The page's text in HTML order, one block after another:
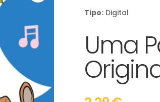
Tipo: Digital
Uma